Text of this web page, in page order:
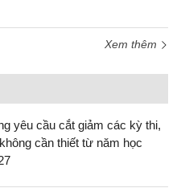
Xem thêm
yêu cầu cắt giảm các kỳ thi,
cần thiết từ năm học